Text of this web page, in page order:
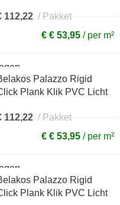
112,22
Pakket
€ € 53,95
per m²
Palazzo Rigid
Plank Klik PVC Licht
112,22
Pakket
€ € 53,95
per m²
Palazzo Rigid
Plank Klik PVC Licht